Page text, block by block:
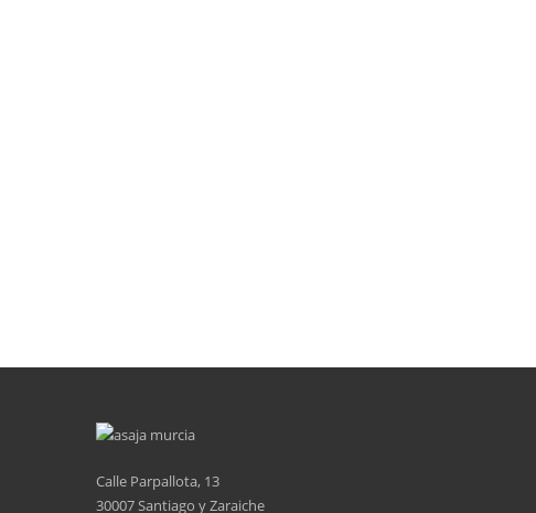
Calle Parpallota, 13
30007 Santiago y Zaraiche